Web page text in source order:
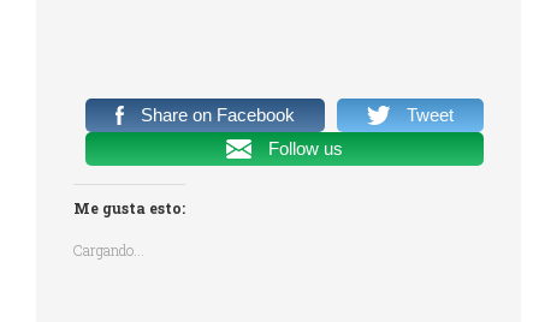
Share on Facebook
Tweet
Follow us
Me gusta esto:
Cargando...